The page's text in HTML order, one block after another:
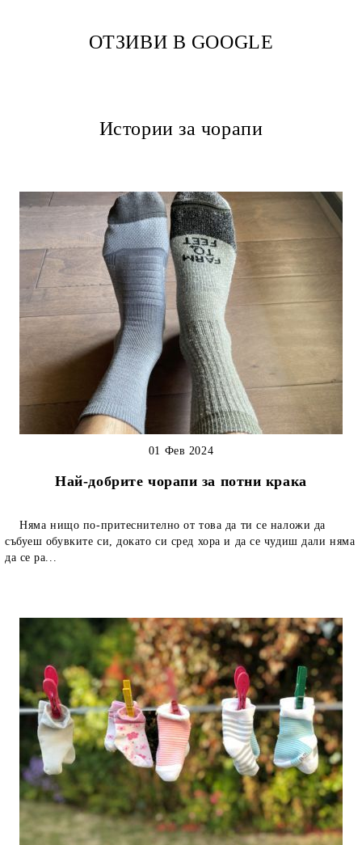
ОТЗИВИ В GOOGLE
Истории за чорапи
Най-добрите чорапи за потни крака
01 Фев 2024
Няма нищо по-притеснително от това да ти се наложи да
събуеш обувките си, докато си сред хора и да се чудиш дали няма
да се ра...